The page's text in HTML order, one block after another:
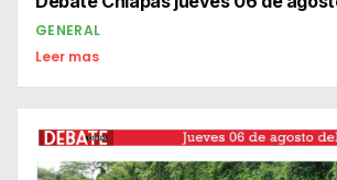
GENERAL
Leer mas